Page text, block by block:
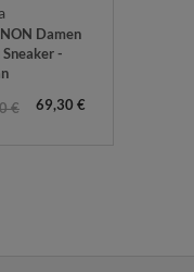
Damen
Sneaker -
€ 69,30 €